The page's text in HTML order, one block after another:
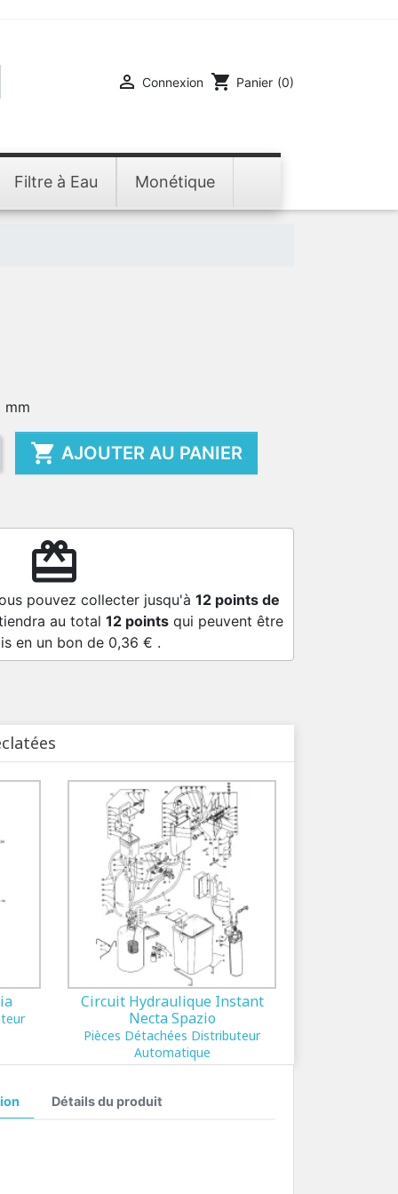
 Connexion shopping_cart Panier (0)
Filtre à Eau Monétique
mm
 AJOUTER AU PANIER
redeem
pouvez collecter jusqu'à 12 points de
au total 12pointsqui peuvent être
en un bon de 0,36 € .
Circuit Hydraulique Instant
Necta Spazio
Pièces Détachées Distributeur
Automatique
Détails du produit